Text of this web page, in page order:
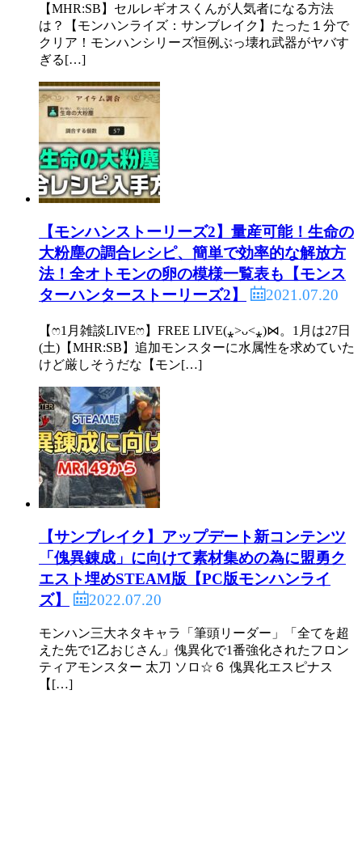
【MHR:SB】セルレギオスくんが人気者になる方法
は？【モンハンライズ：サンブレイク】たった１分で
クリア！モンハンシリーズ恒例ぶっ壊れ武器がヤバす
ぎる[…]
【モンハンストーリーズ2】量産可能！生命の
大粉塵の調合レシピ、簡単で効率的な解放方
法！全オトモンの卵の模様一覧表も【モンス
ターハンターストーリーズ2】
2021.07.20
【ෆ1月雑談LIVEෆ】FREE LIVE(⁎˃ᴗ˂⁎)⋈。1月は27日
(土)【MHR:SB】追加モンスターに水属性を求めていた
けど厳しそうだな【モン[…]
【サンブレイク】アップデート新コンテンツ
「傀異錬成」に向けて素材集めの為に盟勇ク
エスト埋めSTEAM版【PC版モンハンライ
ズ】
2022.07.20
モンハン三大ネタキャラ「筆頭リーダー」「全てを超
えた先で1乙おじさん」傀異化で1番強化されたフロン
ティアモンスター 太刀 ソロ☆６ 傀異化エスピナス
【[…]